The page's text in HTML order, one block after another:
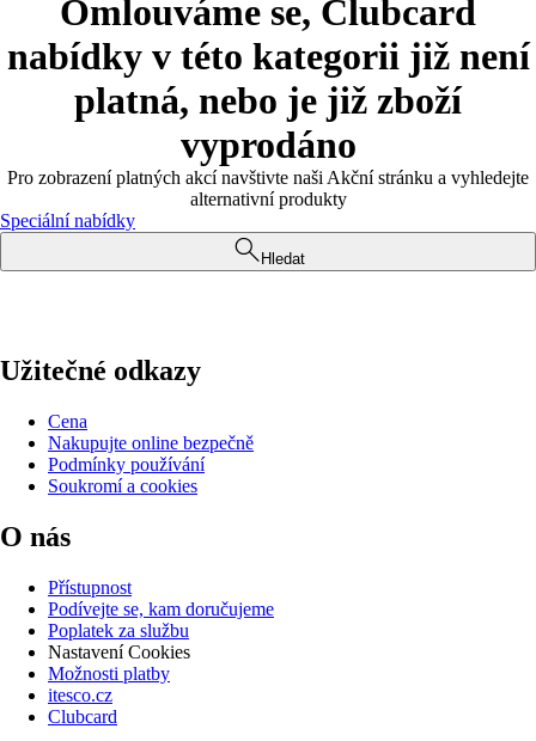
Omlouváme se, Clubcard
nabídky v této kategorii již není
platná, nebo je již zboží
vyprodáno
Pro zobrazení platných akcí navštivte naši Akční stránku a vyhledejte
alternativní produkty
Speciální nabídky
Hledat
Užitečné odkazy
Cena
Nakupujte online bezpečně
Podmínky používání
Soukromí a cookies
O nás
Přístupnost
Podívejte se, kam doručujeme
Poplatek za službu
Nastavení Cookies
Možnosti platby
itesco.cz
Clubcard